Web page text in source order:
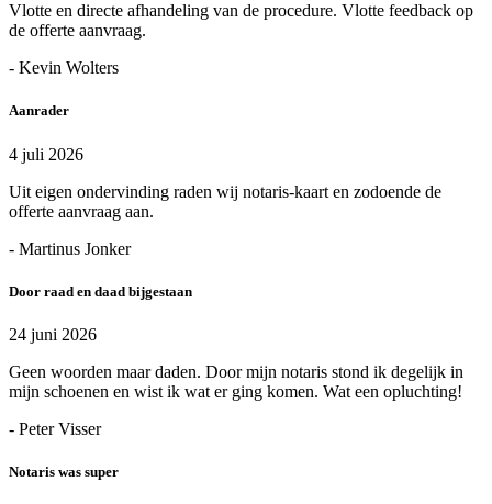
Vlotte en directe afhandeling van de procedure. Vlotte feedback op
de offerte aanvraag.
- Kevin Wolters
Aanrader
4 juli 2026
Uit eigen ondervinding raden wij notaris-kaart en zodoende de
offerte aanvraag aan.
- Martinus Jonker
Door raad en daad bijgestaan
24 juni 2026
Geen woorden maar daden. Door mijn notaris stond ik degelijk in
mijn schoenen en wist ik wat er ging komen. Wat een opluchting!
- Peter Visser
Notaris was super